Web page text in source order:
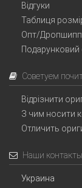
Відгуки
Таблиця
Опт/
Подарунковий
Советуем
Відрізнити
З чим носити
Отличить
Наши контакты
Украина